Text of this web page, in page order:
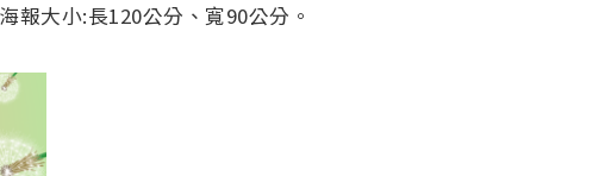
報大小:長120公分、寬90公分。